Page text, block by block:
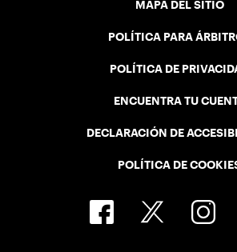
MAPA DEL SITIO
POLÍTICA PARA
POLÍTICA DE
ENCUENTRA TU
DECLARACIÓN DE
POLÍTICA DE